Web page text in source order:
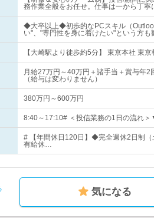
務作業全般をお任せ。仕事は一から丁寧
◆大卒以上◆初歩的なPCスキル（
い"、"専門性を身に着けたい"という方も
【大崎駅より徒歩約5分】 東京本社 東
月給27万円～40万円＋諸手当＋賞与年
（給与は変わりません）
380万円～600万円
8:40～17:10# ＜投信業務の1日の流れ
# 【年間休日120日】◆完全週休2日制
有給休…
気になる